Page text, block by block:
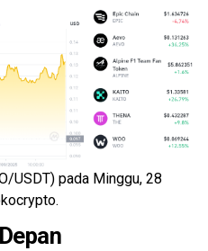
USDT) pada Minggu, 28